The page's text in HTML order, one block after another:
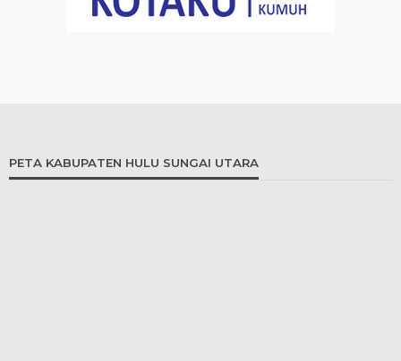
PETA KABUPATEN HULU SUNGAI UTARA